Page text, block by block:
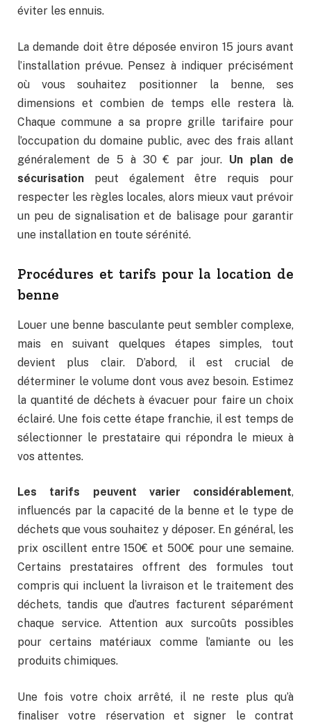
éviter les ennuis.
La demande doit être déposée environ 15 jours avant
l’installation prévue. Pensez à indiquer précisément
où vous souhaitez positionner la benne, ses
dimensions et combien de temps elle restera là.
Chaque commune a sa propre grille tarifaire pour
l’occupation du domaine public, avec des frais allant
généralement de 5 à 30 € par jour. Un plan de
sécurisation peut également être requis pour
respecter les règles locales, alors mieux vaut prévoir
un peu de signalisation et de balisage pour garantir
une installation en toute sérénité.
Procédures et tarifs pour la location de
benne
Louer une benne basculante peut sembler complexe,
mais en suivant quelques étapes simples, tout
devient plus clair. D’abord, il est crucial de
déterminer le volume dont vous avez besoin. Estimez
la quantité de déchets à évacuer pour faire un choix
éclairé. Une fois cette étape franchie, il est temps de
sélectionner le prestataire qui répondra le mieux à
vos attentes.
Les tarifs peuvent varier considérablement,
influencés par la capacité de la benne et le type de
déchets que vous souhaitez y déposer. En général, les
prix oscillent entre 150€ et 500€ pour une semaine.
Certains prestataires offrent des formules tout
compris qui incluent la livraison et le traitement des
déchets, tandis que d’autres facturent séparément
chaque service. Attention aux surcoûts possibles
pour certains matériaux comme l’amiante ou les
produits chimiques.
Une fois votre choix arrêté, il ne reste plus qu’à
finaliser votre réservation et signer le contrat